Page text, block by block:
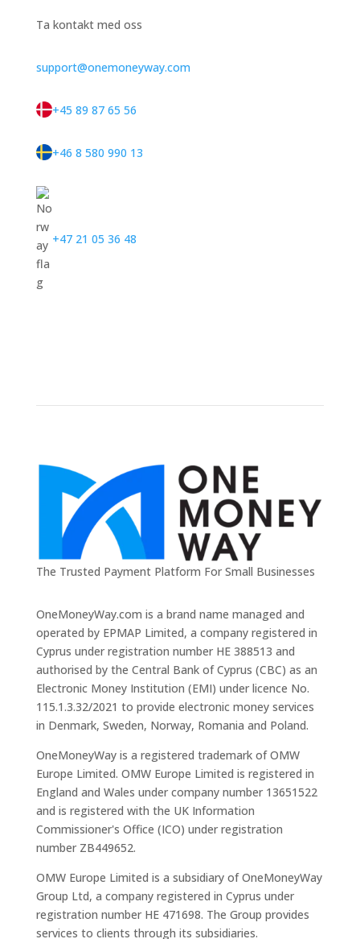
Ta kontakt med oss
support@onemoneyway.com
+45 89 87 65 56
+46 8 580 990 13
+47 21 05 36 48
The Trusted Payment Platform For Small Businesses
OneMoneyWay.com is a brand name managed and
operated by EPMAP Limited, a company registered in
Cyprus under registration number ΗΕ 388513 and
authorised by the Central Bank of Cyprus (CBC) as an
Electronic Money Institution (EMI) under licence No.
115.1.3.32/2021 to provide electronic money services
in Denmark, Sweden, Norway, Romania and Poland.
OneMoneyWay is a registered trademark of OMW
Europe Limited. OMW Europe Limited is registered in
England and Wales under company number 13651522
and is registered with the UK Information
Commissioner's Office (ICO) under registration
number ZB449652.
OMW Europe Limited is a subsidiary of OneMoneyWay
Group Ltd, a company registered in Cyprus under
registration number ΗΕ 471698. The Group provides
services to clients through its subsidiaries.